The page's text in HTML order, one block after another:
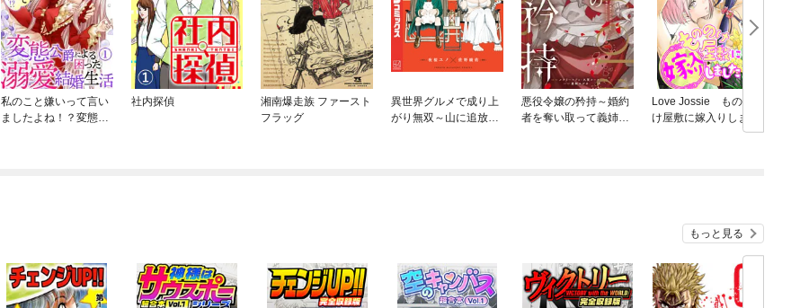
私のこと嫌いって言い
ましたよね！？変態公
社内探偵
湘南爆走族 ファースト
フラッグ
異世界グルメで成り上
がり無双～山に追放さ
～
悪役令嬢の矜持～婚約
者を奪い取って義姉を
Love Jossie ものの
け屋敷に嫁入りしまし
もっと見る